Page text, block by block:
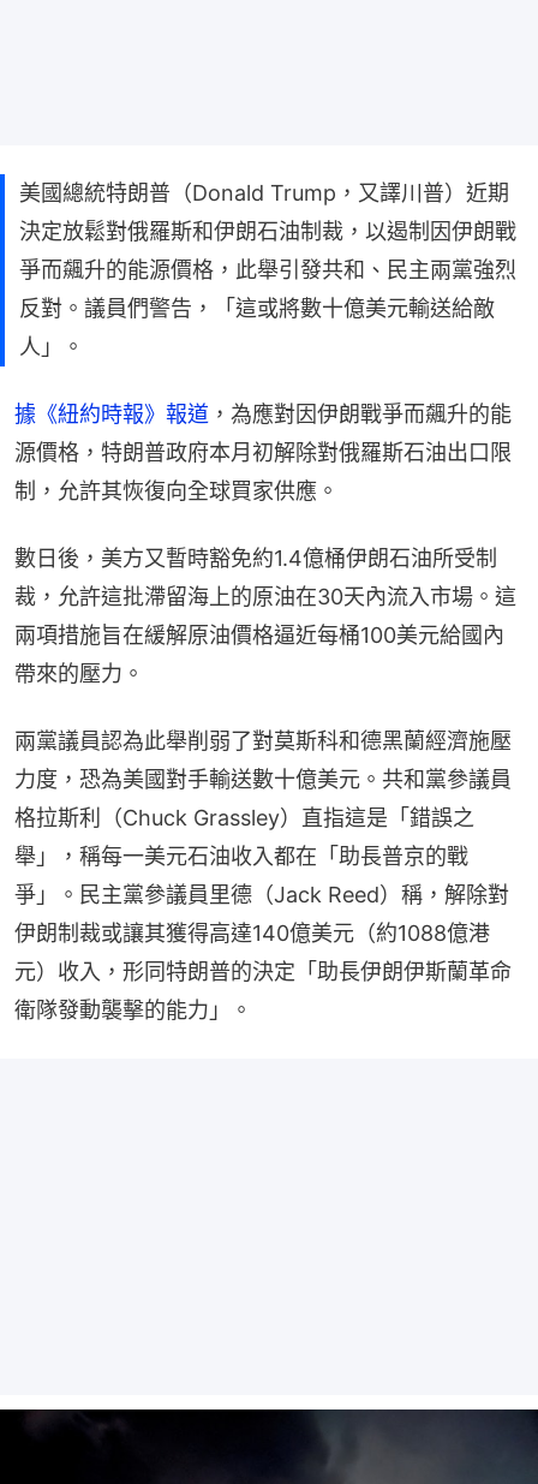
美國總統特朗普（Donald Trump，又譯川普）近期
決定放鬆對俄羅斯和伊朗石油制裁，以遏制因伊朗戰
爭而飆升的能源價格，此舉引發共和、民主兩黨強烈
反對。議員們警告，「這或將數十億美元輸送給敵
人」。
據《紐約時報》報道 ，為應對因伊朗戰爭而飆升的能
源價格，特朗普政府本月初解除對俄羅斯石油出口限
制，允許其恢復向全球買家供應。
數日後，美方又暫時豁免約1.4億桶伊朗石油所受制
裁，允許這批滯留海上的原油在30天內流入市場。這
兩項措施旨在緩解原油價格逼近每桶100美元給國內
帶來的壓力。
兩黨議員認為此舉削弱了對莫斯科和德黑蘭經濟施壓
力度，恐為美國對手輸送數十億美元。共和黨參議員
格拉斯利（Chuck Grassley）直指這是「錯誤之
舉」，稱每一美元石油收入都在「助長普京的戰
爭」。民主黨參議員里德（Jack Reed）稱，解除對
伊朗制裁或讓其獲得高達140億美元（約1088億港
元）收入，形同特朗普的決定「助長伊朗伊斯蘭革命
衛隊發動襲擊的能力」。